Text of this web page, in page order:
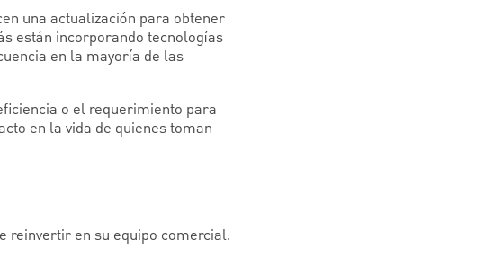
una actualización para obtener
están incorporando tecnologías
en la mayoría de las
o el requerimiento para
en la vida de quienes toman
reinvertir en su equipo comercial.